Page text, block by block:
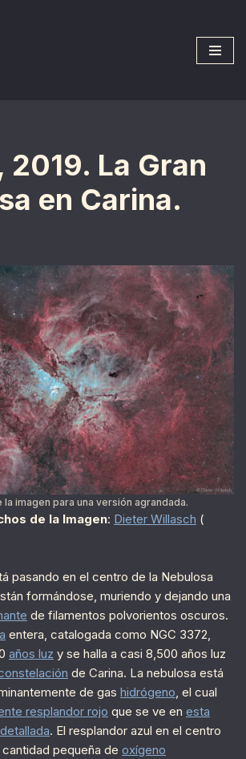
2019. La Gran
en Carina.
la imagen para una versión agrandada.
de la Imagen: Dieter Willasch (
pasando en el centro de la Nebulosa
formándose, muriendo y dejando una
de filamentos polvorientos oscuros.
entera, catalogada como NGC 3372,
años luz y se halla a casi 8,500 años luz
de Carina. La nebulosa está
de gas hidrógeno, el cual
resplandor rojo que se ve en esta
. El resplandor azul en el centro
pequeña de oxígeno